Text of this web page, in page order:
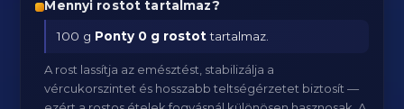
Mennyi rostot tartalmaz?
100 g Ponty 0 g rostottartalmaz.
A rost lassítja az emésztést, stabilizálja a
vércukorszintet és hosszabb teltségérzetet biztosít —